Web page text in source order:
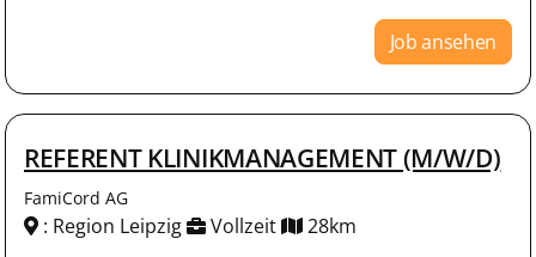
Job ansehen
REFERENT KLINIKMANAGEMENT (M/W/D)
FamiCord AG
: Region Leipzig Vollzeit 28km